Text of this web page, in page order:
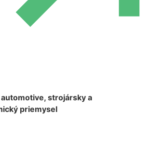
automotive, strojársky a
priemysel